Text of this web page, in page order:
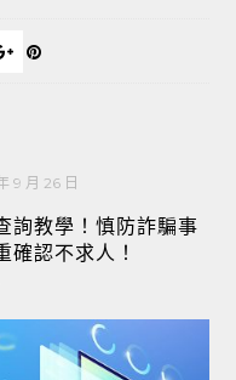
9 月 26 日
詢教學！慎防詐騙事
認不求人！